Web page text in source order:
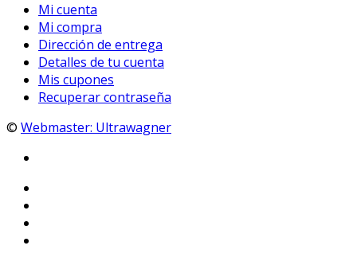
Mi cuenta
Mi compra
Dirección de entrega
Detalles de tu cuenta
Mis cupones
Recuperar contraseña
© Webmaster: Ultrawagner